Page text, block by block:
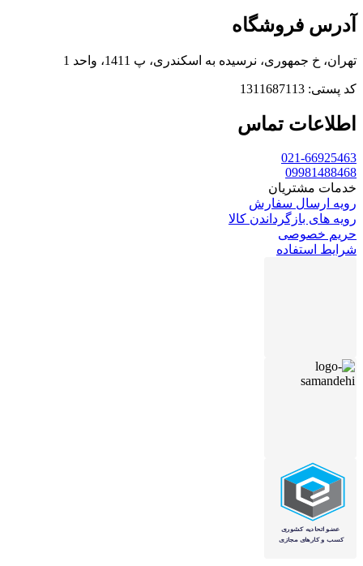
آدرس فروشگاه
تهران، خ جمهوری، نرسیده به اسکندری، پ 1411، واحد 1
کد پستی: 1311687113
اطلاعات تماس
021-66925463
09981488468
خدمات مشتریان
رویه ارسال سفارش
رویه های بازگرداندن کالا
حریم خصوصی
شرایط استفاده